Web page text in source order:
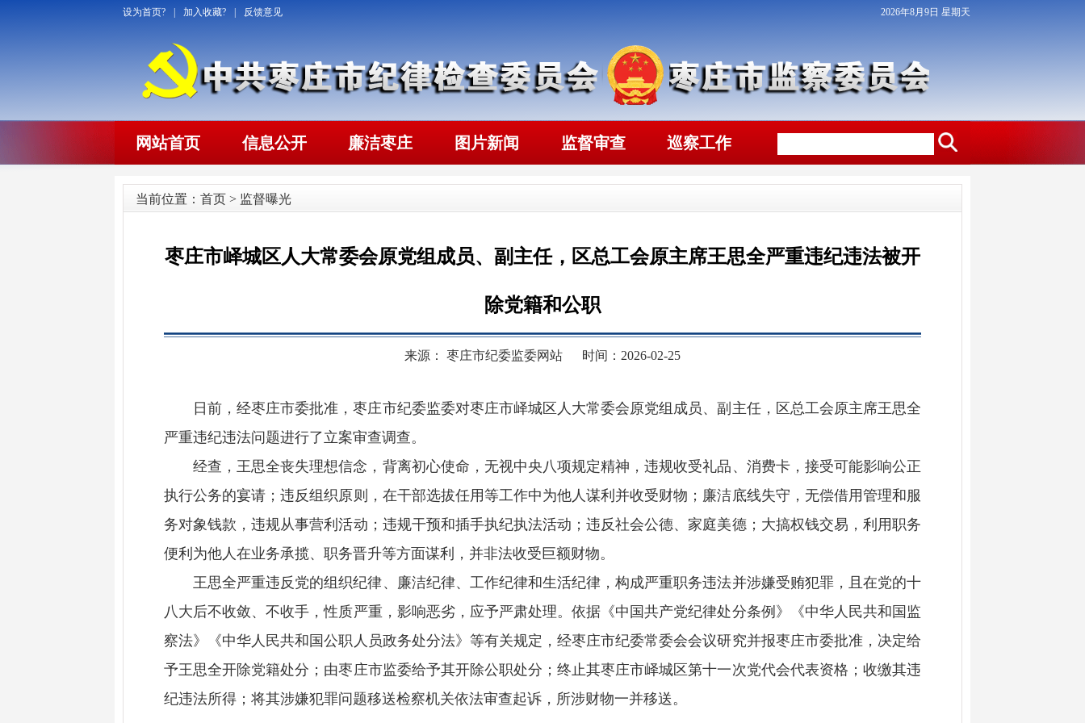
设为首页? 加入收藏? 反馈意见 2026年8月9日 星期天
网站首页 信息公开 廉洁枣庄 图片新闻 监督审查 巡察工作
当前位置： 首页 > 监督曝光
枣庄市峄城区人大常委会原党组成员、副主任，区总工会原主席王思全严重违纪违法被开
除党籍和公职
来源： 枣庄市纪委监委网站 时间：2026-02-25
日前，经枣庄市委批准，枣庄市纪委监委对枣庄市峄城区人大常委会原党组成员、副主任，区总工会原主席王思全
严重违纪违法问题进行了立案审查调查。
经查，王思全丧失理想信念，背离初心使命，无视中央八项规定精神，违规收受礼品、消费卡，接受可能影响公正
执行公务的宴请；违反组织原则，在干部选拔任用等工作中为他人谋利并收受财物；廉洁底线失守，无偿借用管理和服
务对象钱款，违规从事营利活动；违规干预和插手执纪执法活动；违反社会公德、家庭美德；大搞权钱交易，利用职务
便利为他人在业务承揽、职务晋升等方面谋利，并非法收受巨额财物。
王思全严重违反党的组织纪律、廉洁纪律、工作纪律和生活纪律，构成严重职务违法并涉嫌受贿犯罪，且在党的十
八大后不收敛、不收手，性质严重，影响恶劣，应予严肃处理。依据《中国共产党纪律处分条例》《中华人民共和国监
察法》《中华人民共和国公职人员政务处分法》等有关规定，经枣庄市纪委常委会会议研究并报枣庄市委批准，决定给
予王思全开除党籍处分；由枣庄市监委给予其开除公职处分；终止其枣庄市峄城区第十一次党代会代表资格；收缴其违
纪违法所得；将其涉嫌犯罪问题移送检察机关依法审查起诉，所涉财物一并移送。